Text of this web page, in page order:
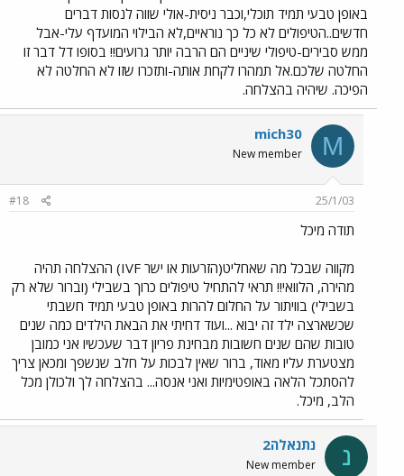
באופן טבעי תמיד תוכלי,וכבר ניסית-אולי שווה לנסות דברים
חדשים..הטיפולים לא כל כך נוראיים,לא הבילוי המועדף עלי-אבל
ממש סבירים-טיפולי שיניים הם הרבה יותר גרועים!! בסופו דל דבר זו
החלטה שלכם.אל תמהרו לקחת אותה-ותזכרו שזו לא החלטה לא
הפיכה. שיהיה בהצלחה.
M
mich30
New member
25/1/03
#18
תודה מיכל
מקווה שבכל מה שאחליט(הזרעות או ישר IVF) ההצלחה תהיה
מהירה, הלוואי!! תראי להתחיל טיפולים כרוך בשבילי (וברור שלא רק
בשבילי) בוויתור על החלום להרות באופן טבעי תמיד חשבתי
שכשארצה ילד זה יבוא ...ועוד דחיתי את הבאת הילדים כמה שנים
טובות שהם שנים חשובות מבחינת פריון דבר שעכשיו אני כמובן
מצטערת עליו מאוד, ברור שאין לבכות על חלב שנשפך ומכאן צריך
להסתכל הלאה באופטימיות ואני אנסה... בהצלחה לך ולכולן מכל
הלב, מיכל.
נ נתנאלה2
New member